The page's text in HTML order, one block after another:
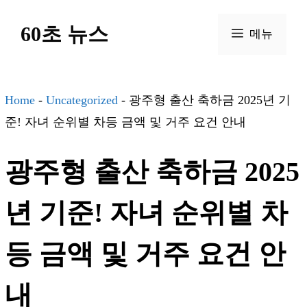
건
너
기
60초 뉴스 메뉴
Home - Uncategorized - 광주형 출산 축하금 2025년 기
준! 자녀 순위별 차등 금액 및 거주 요건 안내
광주형 출산 축하금 2025
년 기준! 자녀 순위별 차
등 금액 및 거주 요건 안
내